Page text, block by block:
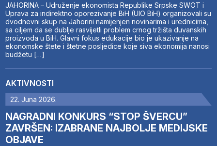
JAHORINA – Udruženje ekonomista Republike Srpske SWOT i
Uprava za indirektno oporezivanje BiH (UIO BiH) organizovali su
dvodnevni skup na Jahorini namijenjen novinarima i urednicima,
sa ciljem da se dublje rasvijetli problem crnog tržišta duvanskih
proizvoda u BiH. Glavni fokus edukacije bio je ukazivanje na
ekonomske štete i štetne posljedice koje siva ekonomija nanosi
budžetu […]
AKTIVNOSTI
22. Juna 2026.
NAGRADNI KONKURS “STOP ŠVERCU”
ZAVRŠEN: IZABRANE NAJBOLJE MEDIJSKE
OBJAVE